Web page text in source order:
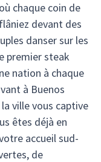
chaque coin de
devant des
danser sur les
premier steak
nation à chaque
à Buenos
ville vous captive
êtes déjà en
accueil sud-
de